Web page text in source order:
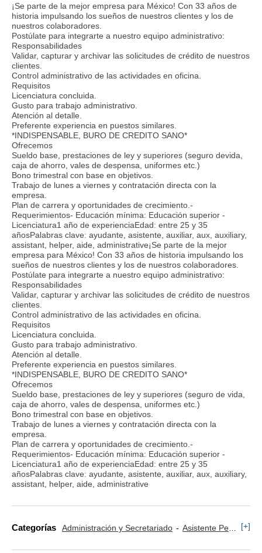
¡Se parte de la mejor empresa para México! Con 33 años de
historia impulsando los sueños de nuestros clientes y los de
nuestros colaboradores.
Postúlate para integrarte a nuestro equipo administrativo:
Responsabilidades
Validar, capturar y archivar las solicitudes de crédito de nuestros
clientes.
Control administrativo de las actividades en oficina.
Requisitos
Licenciatura concluida.
Gusto para trabajo administrativo.
Atención al detalle.
Preferente experiencia en puestos similares.
*INDISPENSABLE, BURO DE CREDITO SANO*
Ofrecemos
Sueldo base, prestaciones de ley y superiores (seguro devida,
caja de ahorro, vales de despensa, uniformes etc.)
Bono trimestral con base en objetivos.
Trabajo de lunes a viernes y contratación directa con la
empresa.
Plan de carrera y oportunidades de crecimiento.-
Requerimientos- Educación mínima: Educación superior -
Licenciatura1 año de experienciaEdad: entre 25 y 35
añosPalabras clave: ayudante, asistente, auxiliar, aux, auxiliary,
assistant, helper, aide, administrative¡Se parte de la mejor
empresa para México! Con 33 años de historia impulsando los
sueños de nuestros clientes y los de nuestros colaboradores.
Postúlate para integrarte a nuestro equipo administrativo:
Responsabilidades
Validar, capturar y archivar las solicitudes de crédito de nuestros
clientes.
Control administrativo de las actividades en oficina.
Requisitos
Licenciatura concluida.
Gusto para trabajo administrativo.
Atención al detalle.
Preferente experiencia en puestos similares.
*INDISPENSABLE, BURO DE CREDITO SANO*
Ofrecemos
Sueldo base, prestaciones de ley y superiores (seguro de vida,
caja de ahorro, vales de despensa, uniformes etc.)
Bono trimestral con base en objetivos.
Trabajo de lunes a viernes y contratación directa con la
empresa.
Plan de carrera y oportunidades de crecimiento.-
Requerimientos- Educación mínima: Educación superior -
Licenciatura1 año de experienciaEdad: entre 25 y 35
añosPalabras clave: ayudante, asistente, auxiliar, aux, auxiliary,
assistant, helper, aide, administrative
Categorías Administración y Secretariado Asistente Personal [+]